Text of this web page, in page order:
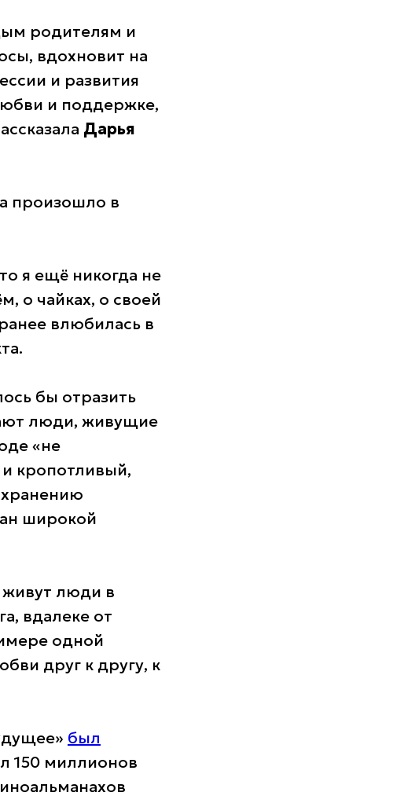
родителям и
вдохновит на
и развития
и поддержке,
Дарья
произошло в
я ещё никогда не
о чайках, о своей
влюбилась в
бы отразить
люди, живущие
«не
кропотливый,
широкой
живут люди в
вдалеке от
одной
друг к другу, к
был
150 миллионов